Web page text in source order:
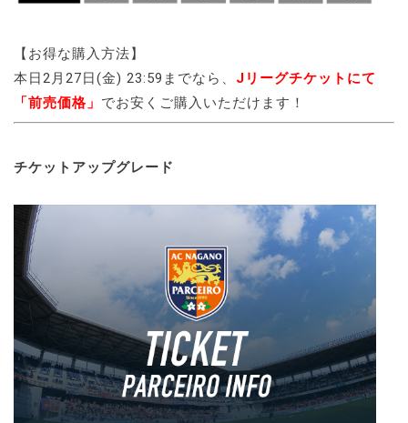
【お得な購入方法】
本日2月27日(金) 23:59までなら、 Jリーグチケットにて
「前売価格」 でお安くご購入いただけます！
チケットアップグレード